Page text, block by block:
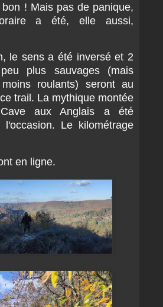
! Mais pas de panique,
a été, elle aussi,
le sens a été inversé et 2
plus sauvages (mais
roulants) seront au
trail. La mythique montée
aux Anglais a été
l'occasion. Le kilométrage
en ligne.